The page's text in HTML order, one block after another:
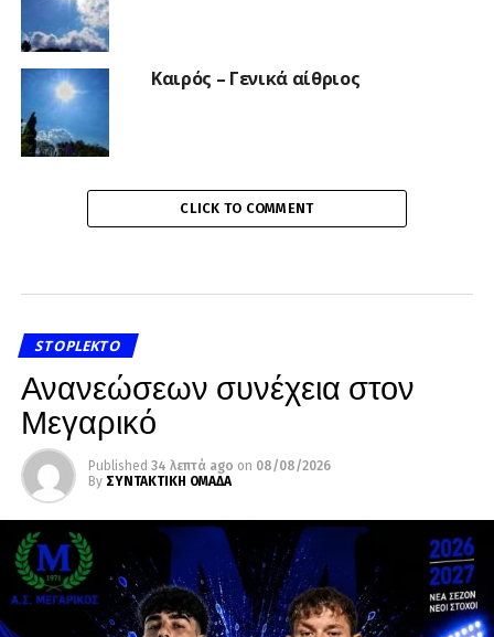
Καιρός – Γενικά αίθριος
CLICK TO COMMENT
STOPLEKTO
Ανανεώσεων συνέχεια στον
Μεγαρικό
Published 34 λεπτά ago on 08/08/2026
By ΣΥΝΤΑΚΤΙΚΗ ΟΜΑΔΑ